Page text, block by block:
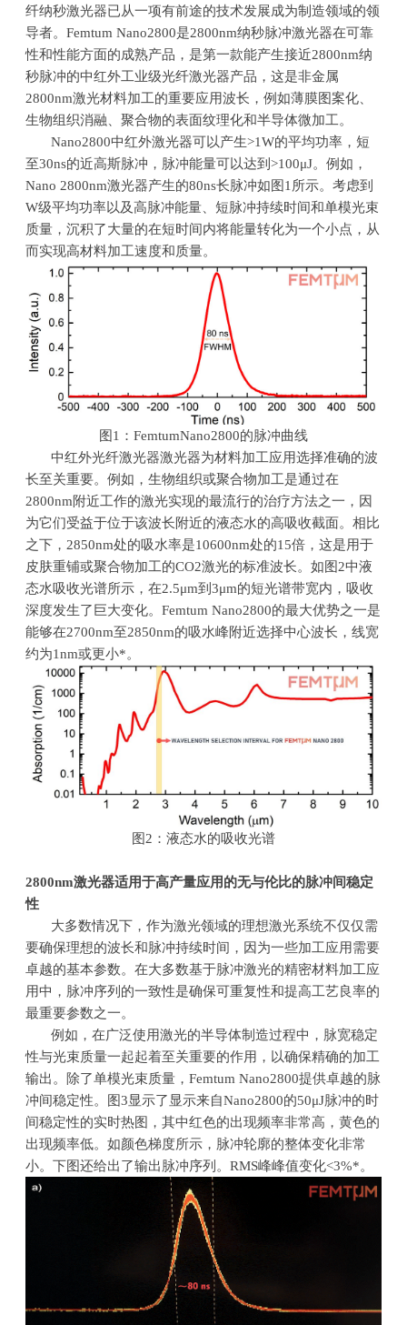
纤纳秒激光器已从一项有前途的技术发展成为制造领域的领
导者。Femtum Nano2800是2800nm纳秒脉冲激光器在可靠
性和性能方面的成熟产品，是第一款能产生接近2800nm纳
秒脉冲的中红外工业级光纤激光器产品，这是非金属
2800nm激光材料加工的重要应用波长，例如薄膜图案化、
生物组织消融、聚合物的表面纹理化和半导体微加工。
Nano2800中红外激光器可以产生>1W的平均功率，短
至30ns的近高斯脉冲，脉冲能量可以达到>100μJ。例如，
Nano 2800nm激光器产生的80ns长脉冲如图 1 所示。考虑到
W级平均功率以及高脉冲能量、短脉冲持续时间和单模光束
质量，沉积了大量的在短时间内将能量转化为一个小点，从
而实现高材料加工速度和质量。
图 1 ： FemtumNano2800的脉冲曲线
中红外光纤激光器激光器为材料加工应用选择准确的波
长至关重要。例如，生物组织或聚合物加工是通过在
2800nm附近工作的激光实现的最流行的治疗方法之一，因
为它们受益于位于该波长附近的液态水的高吸收截面。相比
之下， 2850nm处的吸水率是10600nm处的15倍，这是用于
皮肤重铺或聚合物加工的CO2激光的标准波长。如图 2中液
态水吸收光谱所示，在2.5μm到3μm的短光谱带宽内，吸收
深度发生了巨大变化。Femtum Nano2800的最大优势之一是
能够在2700nm至2850nm的吸水峰附近选择中心波长，线宽
约为1nm或更小*。
图2 ：液态水的吸收光谱
2800nm激光器适用于高产量应用的无与伦比的脉冲间稳定
性
大多数情况下，作为激光领域的理想激光系统不仅仅需
要确保理想的波长和脉冲持续时间，因为一些加工应用需要
卓越的基本参数。在大多数基于脉冲激光的精密材料加工应
用中，脉冲序列的一致性是确保可重复性和提高工艺良率的
最重要参数之一。
例如，在广泛使用激光的半导体制造过程中，脉宽稳定
性与光束质量一起起着至关重要的作用，以确保精确的加工
输出。除了单模光束质量，Femtum Nano2800提供卓越的脉
冲间稳定性。图3显示了显示来自Nano2800的50μJ脉冲的时
间稳定性的实时热图，其中红色的出现频率非常高，黄色的
出现频率低。如颜色梯度所示，脉冲轮廓的整体变化非常
小。下图还给出了输出脉冲序列。RMS峰峰值变化<3%*。